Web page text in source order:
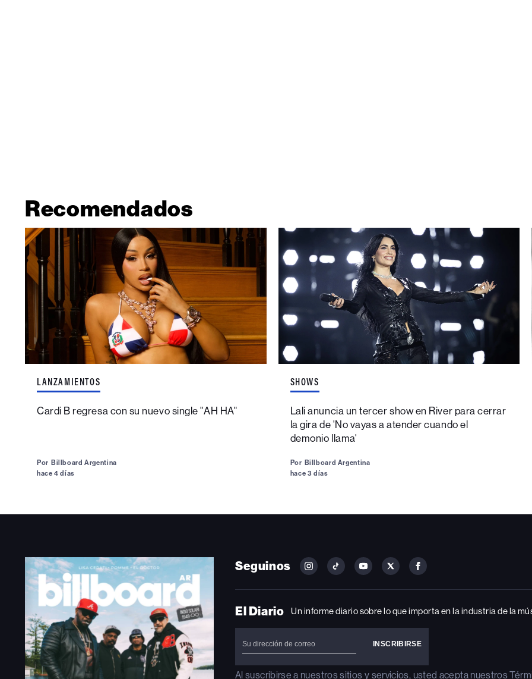
Recomendados
LANZAMIENTOS
Cardi B regresa con su nuevo single "AH HA"
Por Billboard Argentina
hace 4 días
SHOWS
Lali anuncia un tercer show en River para cerrar
la gira de 'No vayas a atender cuando el
demonio llama'
Por Billboard Argentina
hace 3 días
Seguinos
FOLLOW
ON
FOLLOW
ON
FOLLOW
ON
FOLLOW
ON
FOLLOW
ON
El Diario Un informe diario sobre lo que importa en la industria de la
Al suscribirse a nuestros sitios y servicios, usted acepta nuestros